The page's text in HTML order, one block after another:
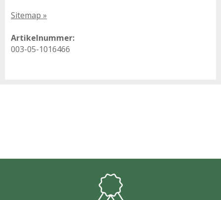
Sitemap »
Artikelnummer:
003-05-1016466